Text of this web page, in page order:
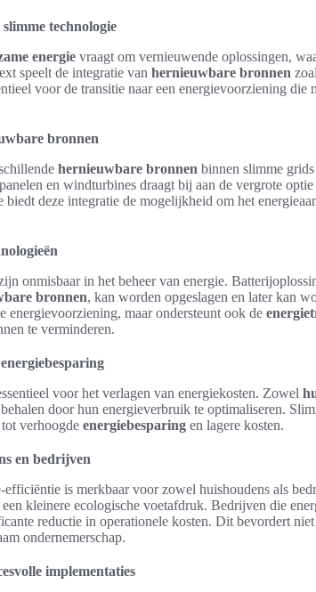
technologie
energie vraagt om vernieuwende oplossingen,
speelt de integratie van hernieuwbare bronnen
voor de transitie naar een energievoorziening
bronnen
hernieuwbare bronnen binnen slimme
en windturbines draagt bij aan de vergrote
deze integratie de mogelijkheid om het
onmisbaar in het beheer van energie.
bronnen, kan worden opgeslagen en later kan
energievoorziening, maar ondersteunt ook de
te verminderen.
voor het verlagen van energiekosten. Zowel
door hun energieverbruik te optimaliseren.
verhoogde energiebesparing en lagere kosten.
en bedrijven
efficiëntie is merkbaar voor zowel huishoudens als
een kleinere ecologische voetafdruk. Bedrijven die
reductie in operationele kosten. Dit bevordert
ondernemerschap.
implementaties